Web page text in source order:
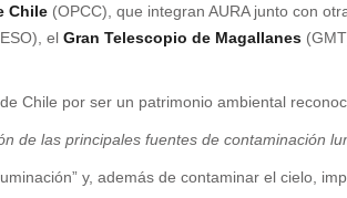
Chile (OPCC), que integran AURA junto con
el Gran Telescopio de Magallanes
Chile por ser un patrimonio ambiental
de las principales fuentes de contaminación
y, además de contaminar el cielo,